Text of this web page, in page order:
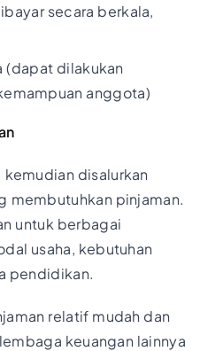
secara berkala,
(dapat dilakukan
anggota)
disalurkan
membutuhkan pinjaman.
untuk berbagai
usaha, kebutuhan
pendidikan.
relatif mudah dan
keuangan lainnya